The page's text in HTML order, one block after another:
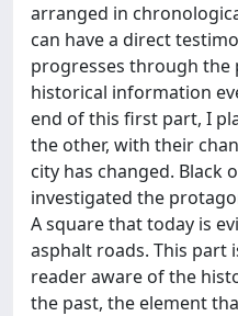
arranged in
can have a direct
progresses through the
historical information
end of this first part, I
the other, with their
city has changed. Black
investigated the
A square that today is
asphalt roads. This part
reader aware of the
the past, the element